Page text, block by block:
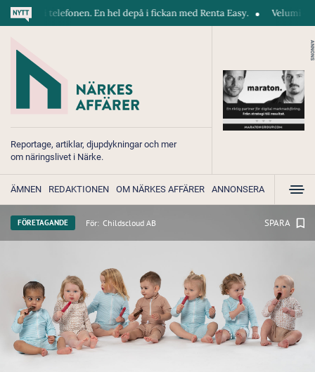
i telefonen. En hel depå i fickan med Renta Easy. Velumi
Reportage, artiklar, djupdykningar och mer
om näringslivet i Närke.
ANNONS
ÄMNEN REDAKTIONEN OM NÄRKES AFFÄRER ANNONSERA
FÖRETAGANDE För: Childscloud AB SPARA